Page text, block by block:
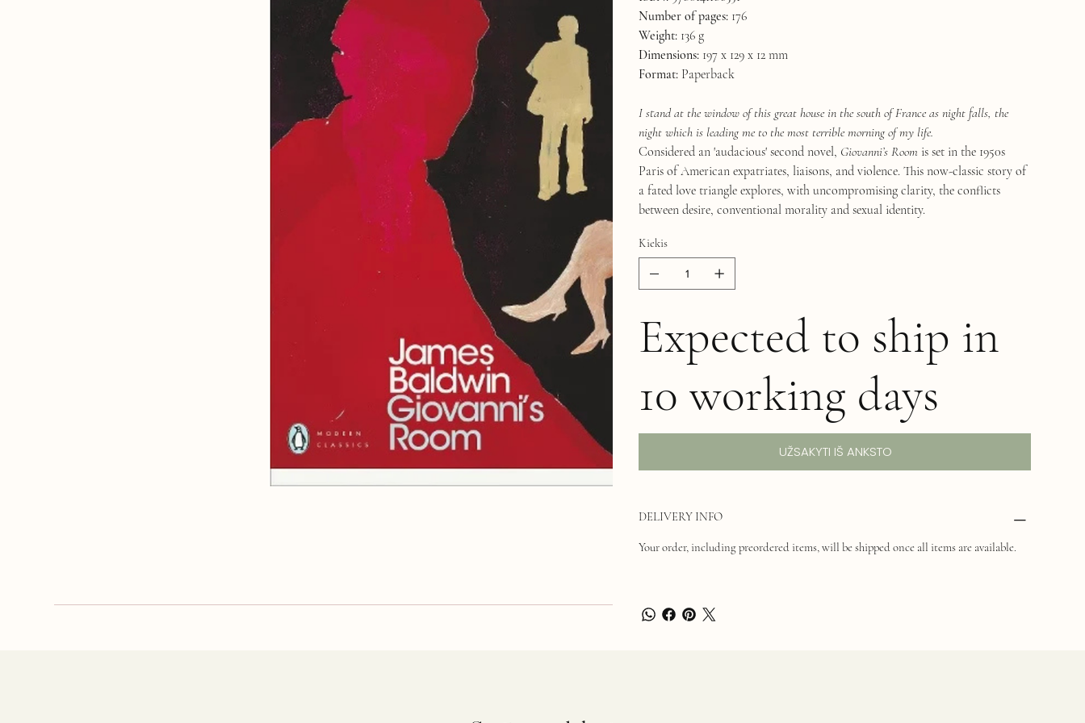
Number of pages: 176
Weight: 136 g
Dimensions: 197 x 129 x 12 mm
Format: Paperback
I stand at the window of this great house in the south of France as night falls, the
night which is leading me to the most terrible morning of my life.
Considered an 'audacious' second novel, Giovanni’s Room is set in the 1950s
Paris of American expatriates, liaisons, and violence. This now-classic story of
a fated love triangle explores, with uncompromising clarity, the conflicts
between desire, conventional morality and sexual identity.
Kiekis
Expected to ship in
10 working days
UŽSAKYTI IŠ ANKSTO
DELIVERY INFO
Your order, including preordered items, will be shipped once all items are available.